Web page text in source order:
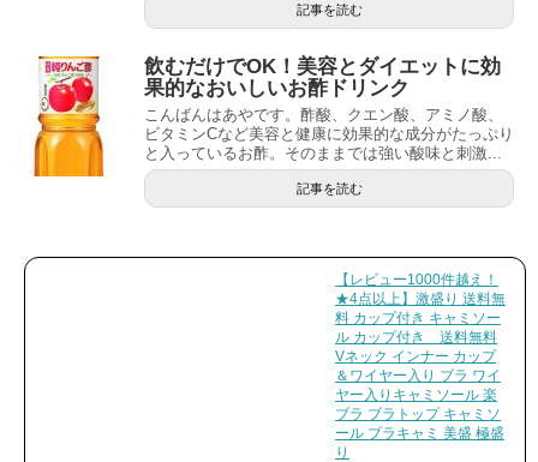
記事を読む
飲むだけでOK！美容とダイエットに効
果的なおいしいお酢ドリンク
こんばんはあやです。酢酸、クエン酸、アミノ酸、
ビタミンCなど美容と健康に効果的な成分がたっぷり
と入っているお酢。そのままでは強い酸味と刺激...
記事を読む
【レビュー1000件越え！
★4点以上】激盛り 送料無
料 カップ付き キャミソー
ル カップ付き 送料無料
Vネック インナー カップ
＆ワイヤー入り ブラ ワイ
ヤー入りキャミソール 楽
ブラ ブラトップ キャミソ
ール ブラキャミ 美盛 極盛
り